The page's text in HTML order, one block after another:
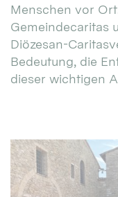
Menschen vor
Gemeindecaritas
Diözesan-
Bedeutung, die
dieser wichtigen